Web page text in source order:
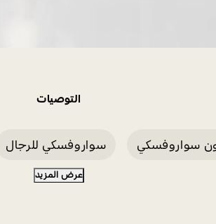
التوصيات
سواروفسكي سواروفسكي للرجال
عرض المزيد